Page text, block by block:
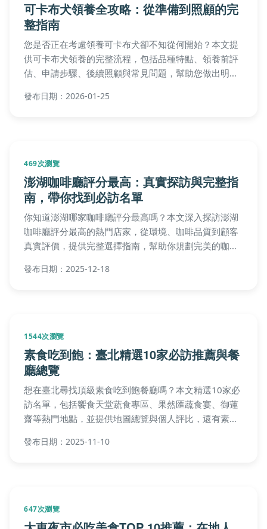
寵物豬可以活多久？完整壽命指南與飼養
秘訣大公開
想知道寵物豬可以活多久嗎？本文深入解析影響寵物豬
壽命的關鍵因素，包括品種、飲食、健康管理與環境，
並提供實用照顧建議與常見問答，幫助飼主延長愛豬壽
命，解決所有飼養疑問。
發布日期：2025-12-02
1661次瀏覽
什麼是道奇兔？完整指南：特点、飼養與
常見問題
本文深入解析什麼是道奇兔，包括其起源、外觀、性格
特點，並提供實用飼養指南、健康問題預防及常見問
的全面資訊，幫助您做出明智決策。
984次瀏覽